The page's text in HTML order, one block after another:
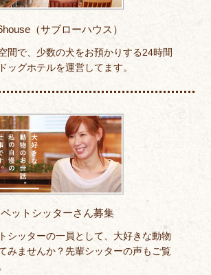
（サブローハウス）
間で、少数の犬をお預かりする24時間
ッグホテルを運営してます。
ペットシッターさん募集
シッターの一員として、大好きな動物
みませんか？先輩シッターの声もご覧